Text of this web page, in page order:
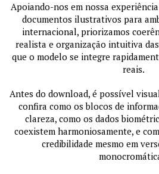
Apoiando-nos em nossa
documentos ilustrativos para
internacional, priorizamos
realista e organização intuitiva
que o modelo se integre
reais.
Antes do download, é possível
confira como os blocos de
clareza, como os dados
coexistem harmoniosamente, e
credibilidade mesmo em